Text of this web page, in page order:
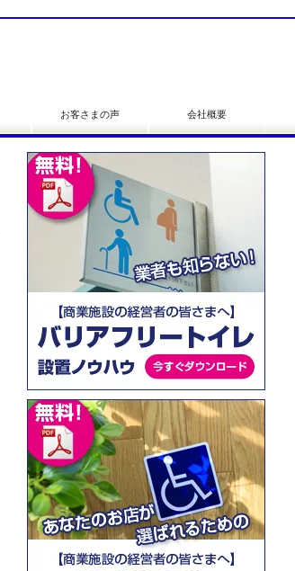
お客さまの声 会社概要